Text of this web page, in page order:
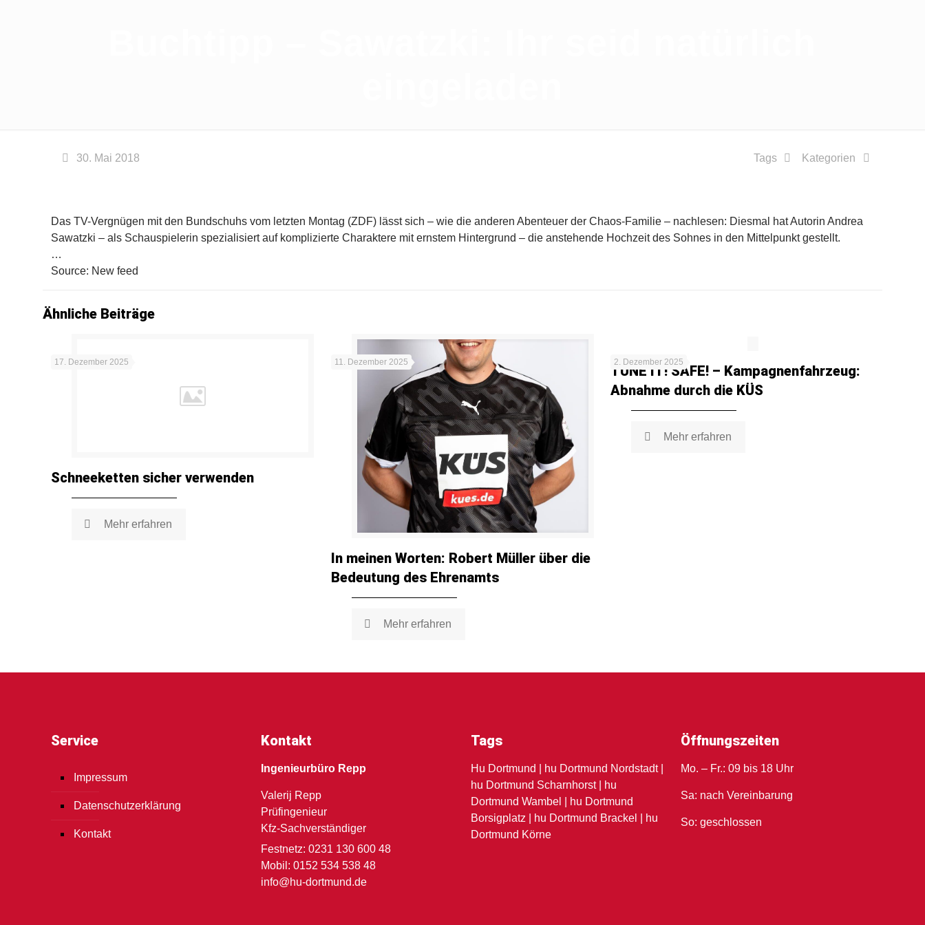
30. Mai 2018 Kategorien
Tags
Das TV-Vergnügen mit den Bundschuhs vom letzten Montag (ZDF) lässt sich – wie die anderen Abenteuer der Chaos-Familie – nachlesen: Diesmal hat Autorin Andrea
Sawatzki – als Schauspielerin spezialisiert auf komplizierte Charaktere mit ernstem Hintergrund – die anstehende Hochzeit des Sohnes in den Mittelpunkt gestellt.
…
Source: New feed
Ähnliche Beiträge
17. Dezember 2025
Schneeketten sicher verwenden
Mehr erfahren
11. Dezember 2025
In meinen Worten: Robert Müller über die
Bedeutung des Ehrenamts
Mehr erfahren
2. Dezember 2025
TUNE IT! SAFE! – Kampagnenfahrzeug:
Abnahme durch die KÜS
Mehr erfahren
Service
Impressum
Datenschutzerklärung
Kontakt
Kontakt
Ingenieurbüro Repp
Valerij Repp
Prüfingenieur
Kfz-Sachverständiger
Festnetz: 0231 130 600 48
Mobil: 0152 534 538 48
info@hu-dortmund.de
Tags
Hu Dortmund | hu Dortmund Nordstadt |
hu Dortmund Scharnhorst | hu
Dortmund Wambel | hu Dortmund
Borsigplatz | hu Dortmund Brackel | hu
Dortmund Körne
Öffnungszeiten
Mo. – Fr.: 09 bis 18 Uhr
Sa: nach Vereinbarung
So: geschlossen